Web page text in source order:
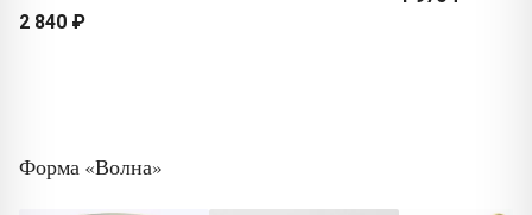
2 840 ₽
Форма «Волна»